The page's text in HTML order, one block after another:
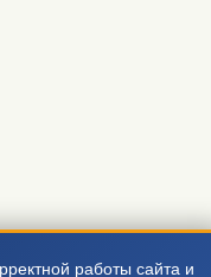
работы сайта и